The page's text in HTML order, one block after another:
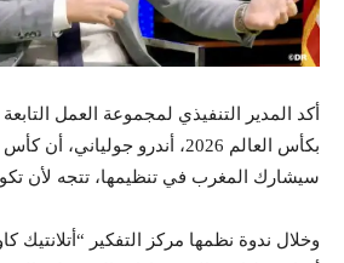
أكد المدير التنفيذي لمجموعة العمل
سيشارك المغرب في تنظيمها، تتجه لأن
وخلال ندوة نظمها مركز التفكير